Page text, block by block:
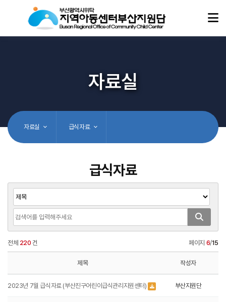
자료실
자료실 급식자료
급식자료
전체 220 건 페이지 6/15
제목 작성자
2023년 7월 급식자료 (부산진구어린이급식관리지원센터) 부산지원단